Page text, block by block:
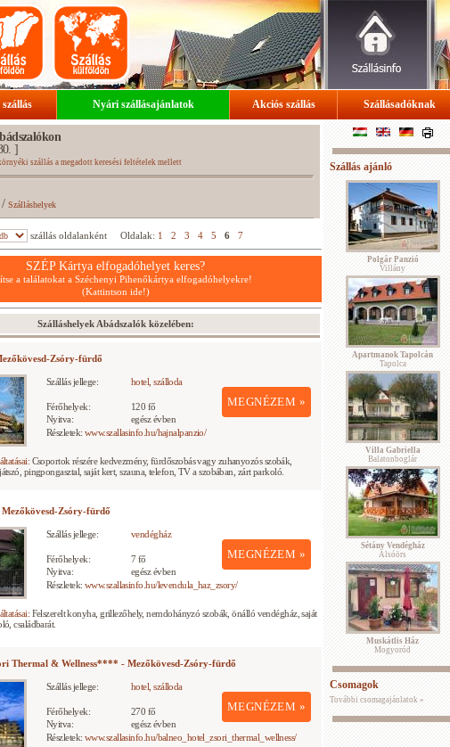
Nyári szállásajánlatok Akciós szállás Szállásadóknak
]
szállás a megadott keresési feltételek mellett
Szálláshelyek
szállás oldalanként Oldalak: 1 2 3 4 5 6 7
SZÉP Kártya elfogadóhelyet keres?
a találatokat a Széchenyi Pihenőkártya elfogadóhelyekre!
(Kattintson ide!)
Szálláshelyek Abádszalók közelében:
Zsóry-fürdő
Szállás jellege: hotel, szálloda
MEGNÉZEM »
Férőhelyek:
120 fő
Nyitva:
egész évben
Részletek: www.szallasinfo.hu/hajnalpanzio/
Csoportok részére kedvezmény, fürdőszobás vagy zuhanyozós szobák,
pingpongasztal, saját kert, szauna, telefon, TV a szobában, zárt parkoló.
Zsóry-fürdő
Szállás jellege: vendégház
MEGNÉZEM »
Férőhelyek:
7 fő
Nyitva:
egész évben
Részletek: www.szallasinfo.hu/levendula_haz_zsory/
Felszerelt konyha, grillezőhely, nemdohányzó szobák, önálló vendégház, saját
családbarát.
Thermal & Wellness**** - Mezőkövesd-Zsóry-fürdő
Szállás jellege: hotel, szálloda
MEGNÉZEM »
Férőhelyek:
270 fő
Nyitva:
egész évben
Részletek: www.szallasinfo.hu/balneo_hotel_zsori_thermal_wellness/
Szállás ajánló
Polgár Panzió
Villány
Apartmanok Tapolcán
Tapolca
Villa Gabriella
Balatonboglár
Sétány Vendégház
Alsóörs
Muskátlis Ház
Mogyoród
Csomagok
További csomagajánlatok »